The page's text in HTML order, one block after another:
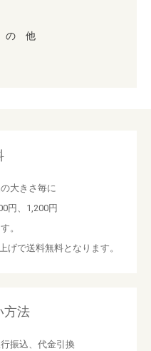
の 他
大きさ毎に
円、1,200円
。
げで送料無料となります。
方法
振込、代金引換